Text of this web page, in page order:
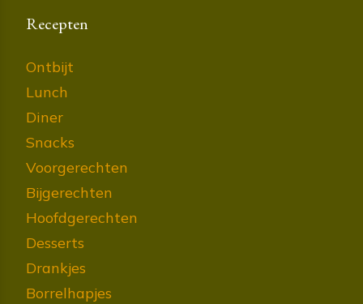
Recepten
Ontbijt
Lunch
Diner
Snacks
Voorgerechten
Bijgerechten
Hoofdgerechten
Desserts
Drankjes
Borrelhapjes